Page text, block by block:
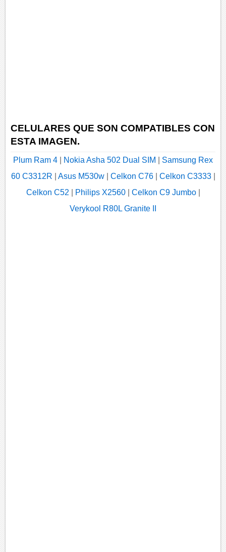
CELULARES QUE SON COMPATIBLES CON
ESTA IMAGEN.
Plum Ram 4 Nokia Asha 502 Dual SIM
Samsung Rex
60 C3312R
Asus M530w| Celkon C76| Celkon C3333|
Celkon C52
Philips X2560| Celkon C9 Jumbo|
Verykool R80L Granite II